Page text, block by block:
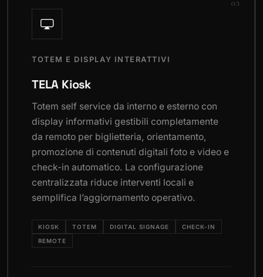
03
TOTEM E DISPLAY INTERATTIVI
TELA Kiosk
Totem self service da interno e esterno con
display informativi gestibili completamente
da remoto per biglietteria, orientamento,
promozione di contenuti digitali foto e video e
check-in automatico. La configurazione
centralizzata riduce interventi locali e
semplifica l’aggiornamento operativo.
KIOSK TOTEM DIGITAL SIGNAGE
CHECK-IN
REMOTE